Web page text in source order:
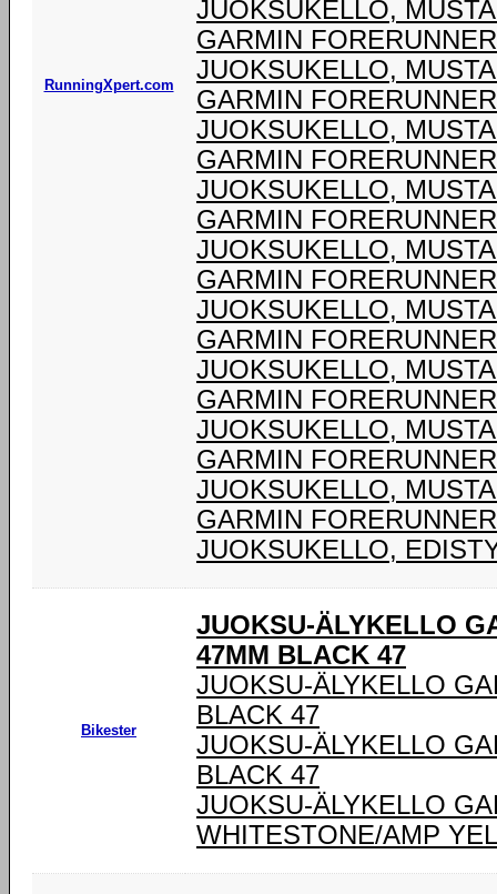
RunningXpert.com
JUOKSUKELLO,
GARMIN
JUOKSUKELLO,
GARMIN
JUOKSUKELLO,
GARMIN
JUOKSUKELLO,
GARMIN
JUOKSUKELLO,
GARMIN
JUOKSUKELLO,
GARMIN
JUOKSUKELLO,
GARMIN
JUOKSUKELLO,
GARMIN
JUOKSUKELLO,
GARMIN
JUOKSUKELLO,
Bikester
JUOKSU-ÄLYKELLO
47MM BLACK 47
JUOKSU-ÄLYKELLO
BLACK 47
JUOKSU-ÄLYKELLO
BLACK 47
JUOKSU-ÄLYKELLO
WHITESTONE/AMP